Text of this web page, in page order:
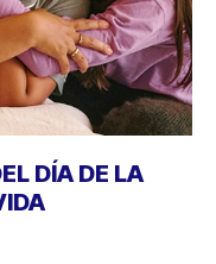
DÍA DE LA